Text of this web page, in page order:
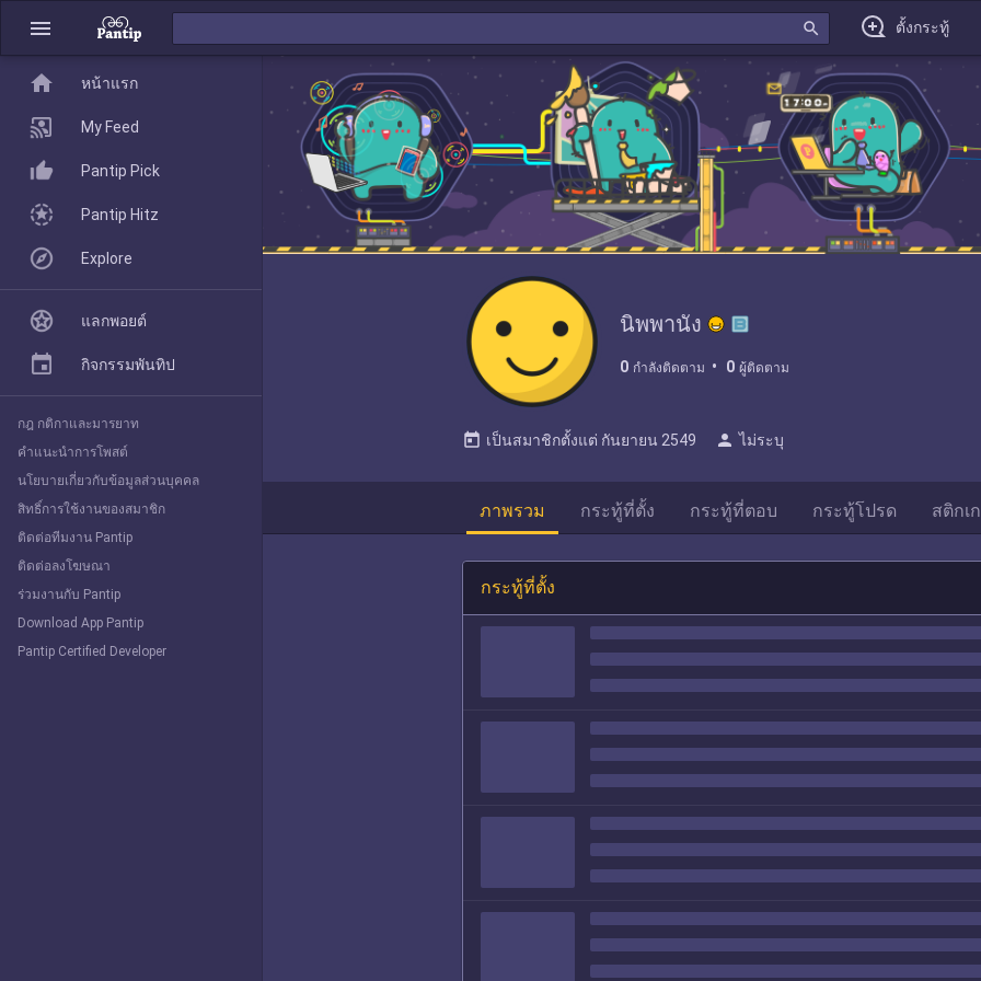
menu search ตั้งกระทู้
นิพพานัง
0 กำลังติดตาม 0 ผู้ติดตาม
today เป็นสมาชิกตั้งแต่ กันยายน 2549 person ไม่ระบุ
ภาพรวม กระทู้ที่ตั้ง กระทู้ที่ตอบ กระทู้โปรด สติกเ
กระทู้ที่ตั้ง
home
Pantip Pick
Explore
home หน้าแรก
My Feed
Pantip Pick
Pantip Hitz
Explore
แลกพอยต์
กิจกรรมพันทิป
กฎ กติกาและมารยาท
คำแนะนำการโพสต์
นโยบายเกี่ยวกับข้อมูลส่วนบุคคล
สิทธิ์การใช้งานของสมาชิก
ติดต่อทีมงาน Pantip
ติดต่อลงโฆษณา
ร่วมงานกับ Pantip
Download App Pantip
Pantip Certified Developer